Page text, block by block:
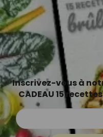
Inscrivez-vous à
CADEAU 15 recettes